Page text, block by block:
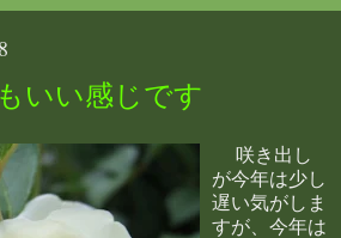
いい感じです
咲き出し
が今年は少し
遅い気がしま
すが、今年は